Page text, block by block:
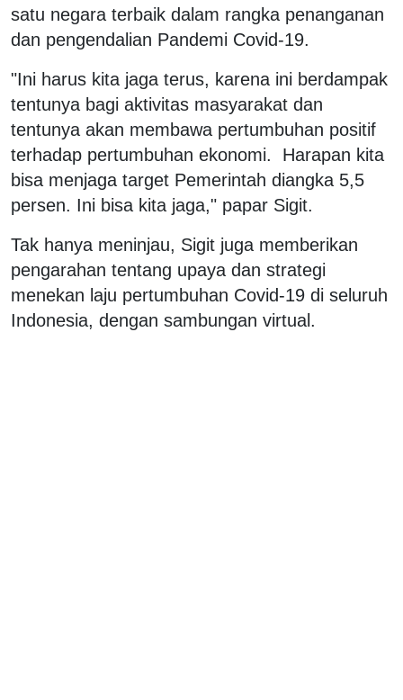
satu negara terbaik dalam rangka penanganan
dan pengendalian Pandemi Covid-19.
"Ini harus kita jaga terus, karena ini berdampak
tentunya bagi aktivitas masyarakat dan
tentunya akan membawa pertumbuhan positif
terhadap pertumbuhan ekonomi. Harapan kita
bisa menjaga target Pemerintah diangka 5,5
persen. Ini bisa kita jaga," papar Sigit.
Tak hanya meninjau, Sigit juga memberikan
pengarahan tentang upaya dan strategi
menekan laju pertumbuhan Covid-19 di seluruh
Indonesia, dengan sambungan virtual.